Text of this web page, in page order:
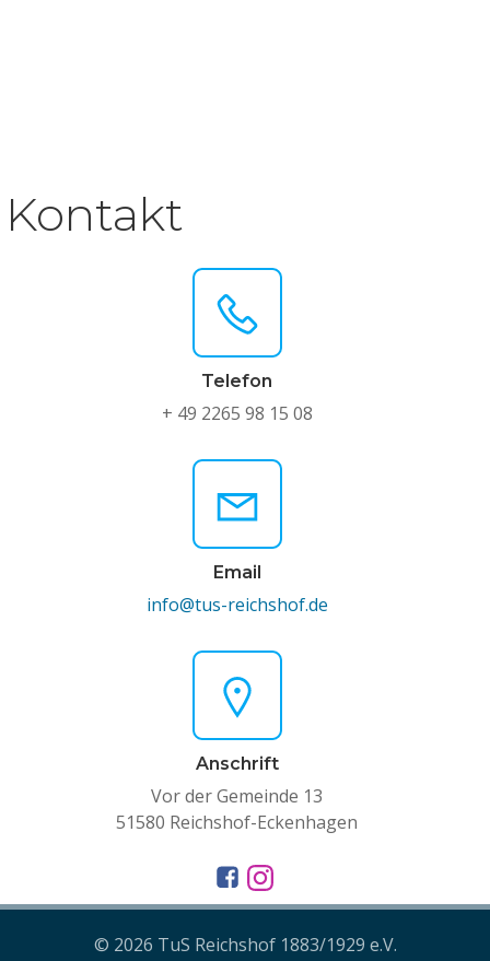
Kontakt
Telefon
+ 49 2265 98 15 08
Email
info@tus-reichshof.de
Anschrift
Vor der Gemeinde 13
51580 Reichshof-Eckenhagen
© 2026 TuS Reichshof 1883/1929 e.V.